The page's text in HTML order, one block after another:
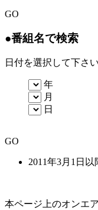
GO
●番組名で検索
日付を選択して下さい
年
月
日
GO
2011年3月1日
本ページ上のオンエ